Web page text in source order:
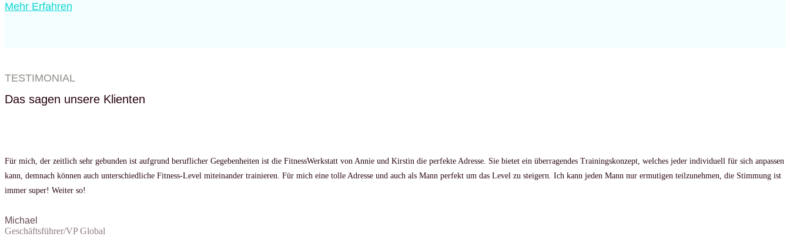
Mehr Erfahren
TESTIMONIAL
Das sagen unsere Klienten
Für mich, der zeitlich sehr gebunden ist aufgrund beruflicher Gegebenheiten ist die FitnessWerkstatt von Annie und Kirstin die perfekte Adresse. Sie bietet ein überragendes Trainingskonzept, welches jeder individuell für sich anpassen
kann, demnach können auch unterschiedliche Fitness-Level miteinander trainieren. Für mich eine tolle Adresse und auch als Mann perfekt um das Level zu steigern. Ich kann jeden Mann nur ermutigen teilzunehmen, die Stimmung ist
immer super! Weiter so!
Michael
Geschäftsführer/VP Global